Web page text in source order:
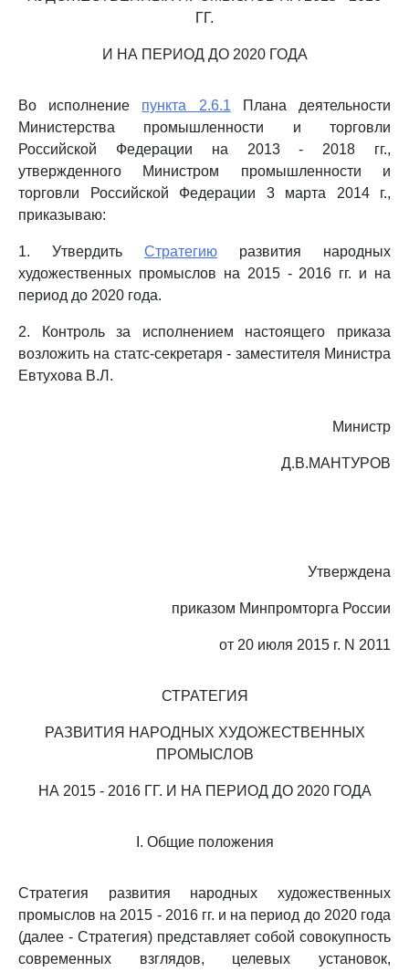
ГГ.
И НА ПЕРИОД ДО 2020 ГОДА
Во исполнение пункта 2.6.1 Плана деятельности
Министерства промышленности и торговли
Российской Федерации на 2013 - 2018 гг.,
утвержденного Министром промышленности и
торговли Российской Федерации 3 марта 2014 г.,
приказываю:
1. Утвердить Стратегию развития народных
художественных промыслов на 2015 - 2016 гг. и на
период до 2020 года.
2. Контроль за исполнением настоящего приказа
возложить на статс-секретаря - заместителя Министра
Евтухова В.Л.
Министр
Д.В.МАНТУРОВ
Утверждена
приказом Минпромторга России
от 20 июля 2015 г. N 2011
СТРАТЕГИЯ
РАЗВИТИЯ НАРОДНЫХ ХУДОЖЕСТВЕННЫХ
ПРОМЫСЛОВ
НА 2015 - 2016 ГГ. И НА ПЕРИОД ДО 2020 ГОДА
I. Общие положения
Стратегия развития народных художественных
промыслов на 2015 - 2016 гг. и на период до 2020 года
(далее - Стратегия) представляет собой совокупность
современных взглядов, целевых установок,